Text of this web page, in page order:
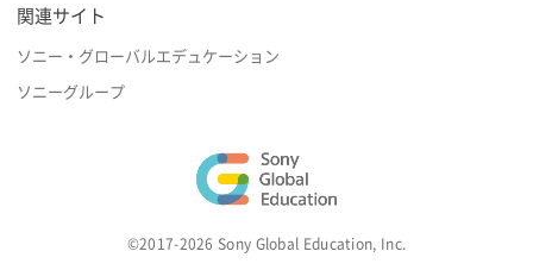
関連サイト
ソニー・グローバルエデュケーション
ソニーグループ
©2017-2026 Sony Global Education, Inc.